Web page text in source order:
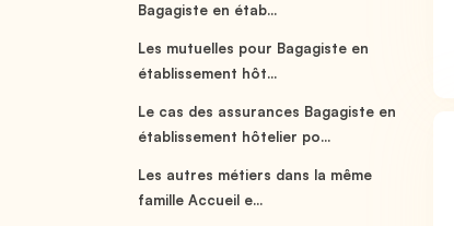
Bagagiste en étab...
Les mutuelles pour Bagagiste en
établissement hôt...
Le cas des assurances Bagagiste en
établissement hôtelier po...
Les autres métiers dans la même
famille Accueil e...